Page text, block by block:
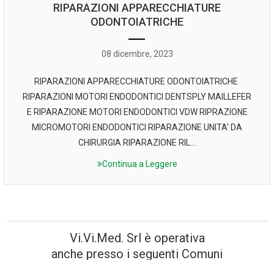
RIPARAZIONI APPARECCHIATURE
ODONTOIATRICHE
08 dicembre, 2023
RIPARAZIONI APPARECCHIATURE ODONTOIATRICHE
RIPARAZIONI MOTORI ENDODONTICI DENTSPLY MAILLEFER
E RIPARAZIONE MOTORI ENDODONTICI VDW RIPRAZIONE
MICROMOTORI ENDODONTICI RIPARAZIONE UNITA' DA
CHIRURGIA RIPARAZIONE RIL...
Continua a Leggere
Vi.Vi.Med. Srl è operativa
anche presso i seguenti Comuni